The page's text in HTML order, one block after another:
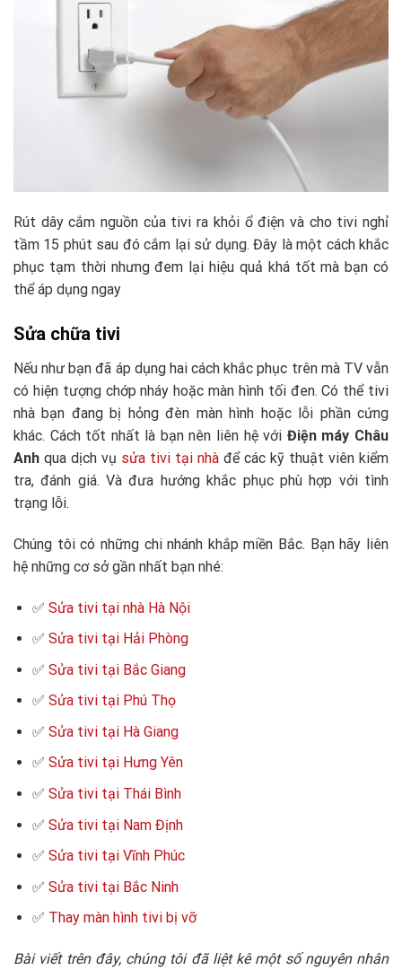
Rút dây cắm nguồn của tivi ra khỏi ổ điện và cho tivi nghỉ
tầm 15 phút sau đó cắm lại sử dụng. Đây là một cách khắc
phục tạm thời nhưng đem lại hiệu quả khá tốt mà bạn có
thể áp dụng ngay
Sửa chữa tivi
Nếu như bạn đã áp dụng hai cách khắc phục trên mà TV vẫn
có hiện tượng chớp nháy hoặc màn hình tối đen. Có thể tivi
nhà bạn đang bị hỏng đèn màn hình hoặc lỗi phần cứng
khác. Cách tốt nhất là bạn nên liên hệ với Điện máy Châu
Anh qua dịch vụ sửa tivi tại nhà để các kỹ thuật viên kiểm
tra, đánh giá. Và đưa hướng khắc phục phù hợp với tình
trạng lỗi.
Chúng tôi có những chi nhánh khắp miền Bắc. Bạn hãy liên
hệ những cơ sở gần nhất bạn nhé:
✅ Sửa tivi tại nhà Hà Nội
✅ Sửa tivi tại Hải Phòng
✅ Sửa tivi tại Bắc Giang
✅ Sửa tivi tại Phú Thọ
✅ Sửa tivi tại Hà Giang
✅ Sửa tivi tại Hưng Yên
✅ Sửa tivi tại Thái Bình
✅ Sửa tivi tại Nam Định
✅ Sửa tivi tại Vĩnh Phúc
✅ Sửa tivi tại Bắc Ninh
✅ Thay màn hình tivi bị vỡ
Bài viết trên đây, chúng tôi đã liệt kê một số nguyên nhân